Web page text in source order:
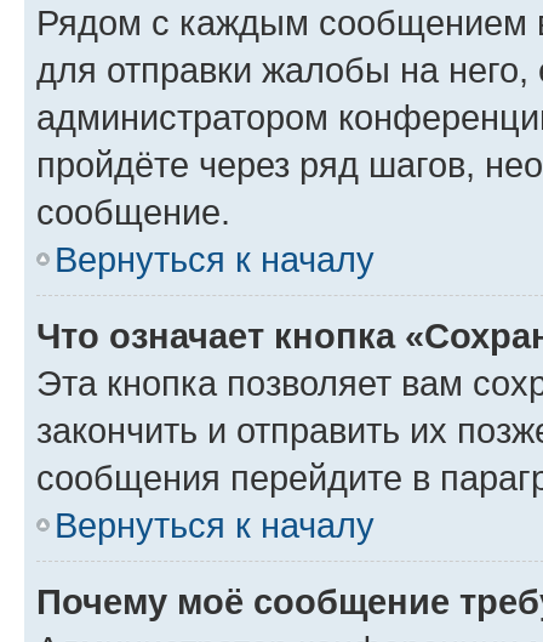
Рядом с каждым сообщением
для отправки жалобы на
администратором
пройдёте через ряд шагов,
сообщение.
Вернуться к началу
Что означает кнопка
Эта кнопка позволяет вам
закончить и отправить их
сообщения перейдите в
Вернуться к началу
Почему моё сообщение